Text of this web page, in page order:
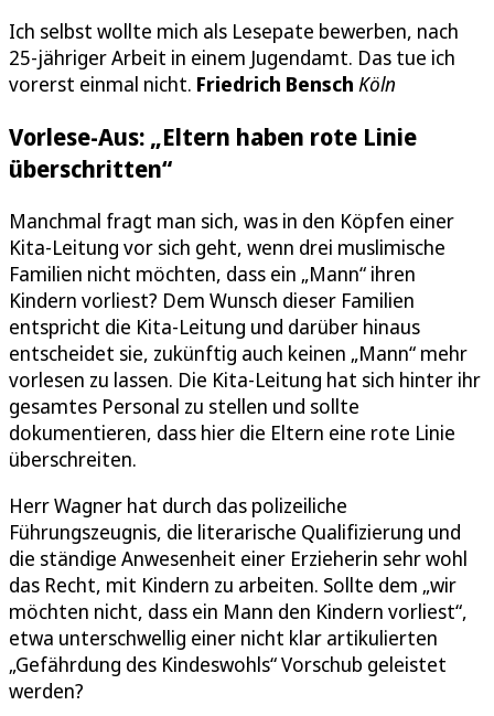
Ich selbst wollte mich als Lesepate bewerben, nach
25-jähriger Arbeit in einem Jugendamt. Das tue ich
vorerst einmal nicht. Friedrich Bensch Köln
Vorlese-Aus: „Eltern haben rote Linie
überschritten“
Manchmal fragt man sich, was in den Köpfen einer
Kita-Leitung vor sich geht, wenn drei muslimische
Familien nicht möchten, dass ein „Mann“ ihren
Kindern vorliest? Dem Wunsch dieser Familien
entspricht die Kita-Leitung und darüber hinaus
entscheidet sie, zukünftig auch keinen „Mann“ mehr
vorlesen zu lassen. Die Kita-Leitung hat sich hinter ihr
gesamtes Personal zu stellen und sollte
dokumentieren, dass hier die Eltern eine rote Linie
überschreiten.
Herr Wagner hat durch das polizeiliche
Führungszeugnis, die literarische Qualifizierung und
die ständige Anwesenheit einer Erzieherin sehr wohl
das Recht, mit Kindern zu arbeiten. Sollte dem „wir
möchten nicht, dass ein Mann den Kindern vorliest“,
etwa unterschwellig einer nicht klar artikulierten
„Gefährdung des Kindeswohls“ Vorschub geleistet
werden?